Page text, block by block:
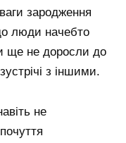
зародження
люди начебто
ще не доросли до
з іншими.
не